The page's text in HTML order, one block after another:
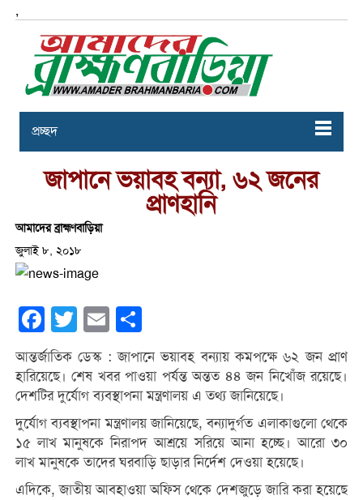
,
প্রচ্ছদ
জাপানে ভয়াবহ বন্যা, ৬২ জনের
প্রাণহানি
আমাদের ব্রাহ্মণবাড়িয়া
জুলাই ৮, ২০১৮
Facebook
Twitter Email
আন্তর্জাতিক ডেস্ক : জাপানে ভয়াবহ বন্যায় কমপক্ষে ৬২ জন প্রাণ
হারিয়েছে। শেষ খবর পাওয়া পর্যন্ত অন্তত ৪৪ জন নিখোঁজ রয়েছে।
দেশটির দুর্যোগ ব্যবস্থাপনা মন্ত্রণালয় এ তথ্য জানিয়েছে।
দুর্যোগ ব্যবস্থাপনা মন্ত্রণালয় জানিয়েছে, বন্যাদুর্গত এলাকাগুলো থেকে
১৫ লাখ মানুষকে নিরাপদ আশ্রয়ে সরিয়ে আনা হচ্ছে। আরো ৩০
লাখ মানুষকে তাদের ঘরবাড়ি ছাড়ার নির্দেশ দেওয়া হয়েছে।
এদিকে, জাতীয় আবহাওয়া অফিস থেকে দেশজুড়ে জারি করা হয়েছে